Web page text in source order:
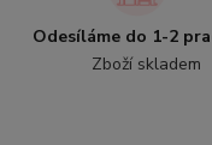
Odesíláme do 1-2
Zboží skladem